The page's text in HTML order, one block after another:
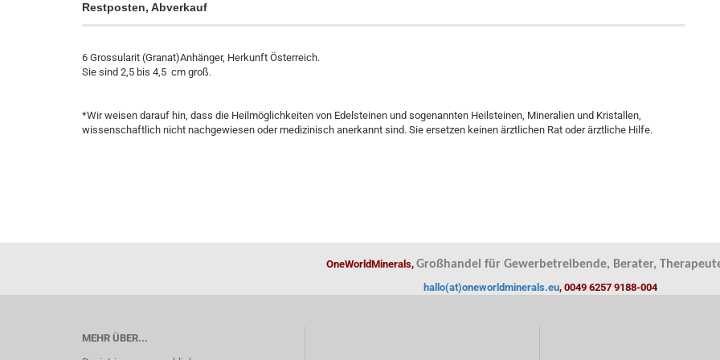
Restposten, Abverkauf
6 Grossularit (Granat)Anhänger, Herkunft Österreich.
Sie sind 2,5 bis 4,5 cm groß.
*Wir weisen darauf hin, dass die Heilmöglichkeiten von Edelsteinen und sogenannten Heilsteinen, Mineralien und Kristallen,
wissenschaftlich nicht nachgewiesen oder medizinisch anerkannt sind. Sie ersetzen keinen ärztlichen Rat oder ärztliche Hilfe.
OneWorldMinerals, Großhandel für Gewerbetreibende, Berater,
hallo(at)oneworldminerals.eu, 0049 6257 9188-004
MEHR ÜBER...